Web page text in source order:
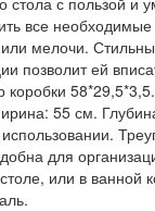
все
мелочи.
позволит ей
коробки
55 см.
для
или в ванной